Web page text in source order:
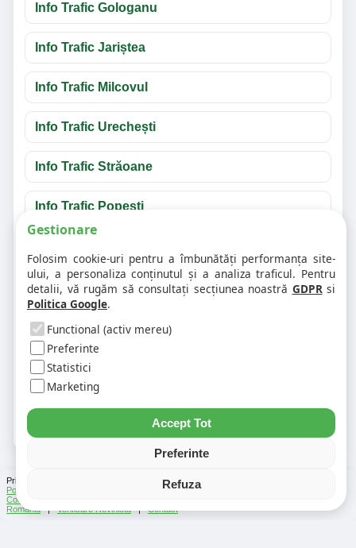
Info Trafic Gologanu
Info Trafic Jariștea
Info Trafic Milcovul
Info Trafic Urechești
Info Trafic Străoane
Info Trafic Popești
Întrebări frecvente despre info trafic Vrancea
❓ Unde văd accidentele din Vrancea?
❓ Cum verific traficul pe un anumit drum?
❓ De ce apar unele evenimente în mai multe
Prin folosirea Chat-ului Privabon, intelegem ca esti de acord cu
Politica de confidentialitate
TestelefacuteCe urmeaza
Cod Postal
România|Verificare Rovinieta|Contact
Gestionare
Folosim cookie-uri pentru a îmbunătăți performanța site-
ului, a personaliza conținutul și a analiza traficul. Pentru
detalii, vă rugăm să consultați secțiunea noastră GDPRsi
Politica Google.
Functional (activ mereu)
Preferinte
Statistici
Marketing
Accept Tot
Preferinte
Refuza